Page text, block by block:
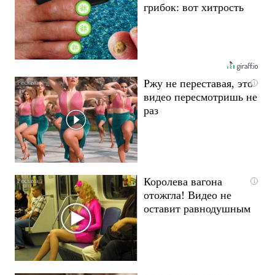
грибок: вот хитрость
i
Ржу не переставая, это
видео пересмотришь не
раз
i
Королева вагона
отожгла! Видео не
оставит равнодушным